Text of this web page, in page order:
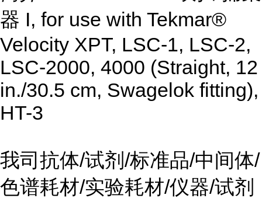
器 I, for use with Tekmar®
Velocity XPT, LSC-1, LSC-2,
LSC-2000, 4000 (Straight, 12
in./30.5 cm, Swagelok fitting),
HT-3
我司抗体/试剂/标准品/中间体/
色谱耗材/实验耗材/仪器/试剂